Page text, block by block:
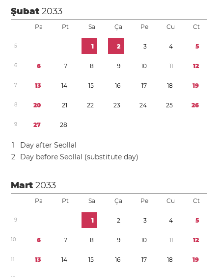
Şubat2033
Pa Pt Sa Ça Pe Cu Ct
5 1 2 3 4 5
6 6 7 8 9 10 11 12
7 13 14 15 16 17 18 19
8 20 21 22 23 24 25 26
9 27 28
1
Day after Seollal
2
Day before Seollal (substitute day)
Mart2033
Pa Pt Sa Ça Pe Cu Ct
9 1 2 3 4 5
10 6 7 8 9 10 11 12
11 13 14 15 16 17 18 19